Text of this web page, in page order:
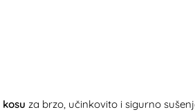
kosu za brzo, učinkovito i sigurno